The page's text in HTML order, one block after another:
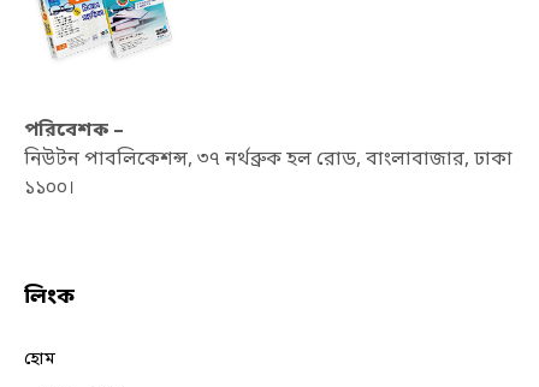
পরিবেশক –
নিউটন পাবলিকেশন্স, ৩৭ নর্থব্রুক হল রোড, বাংলাবাজার, ঢাকা
১১০০।
লিংক
হোম